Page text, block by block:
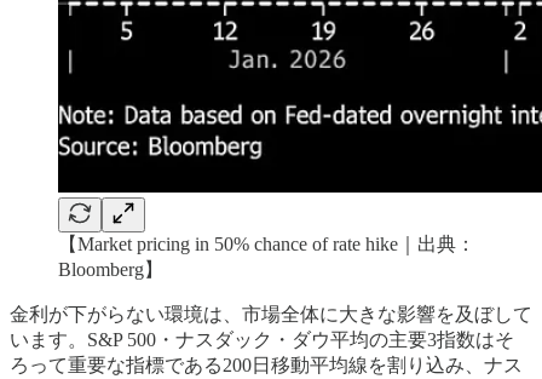
【Market pricing in 50% chance of rate hike｜出典：
Bloomberg】
金利が下がらない環境は、市場全体に大きな影響を及ぼして
います。S&P 500・ナスダック・ダウ平均の主要3指数はそ
ろって重要な指標である200日移動平均線を割り込み、ナス